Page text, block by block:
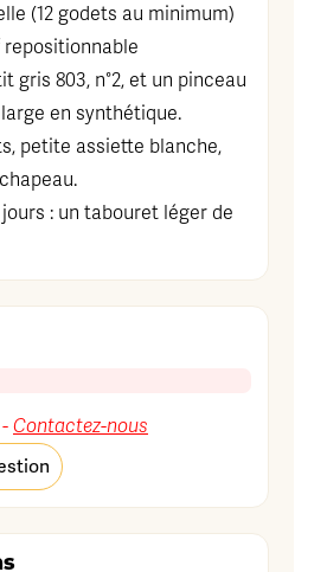
(12 godets au minimum)
gris 803, n°2, et un pinceau
en synthétique.
petite assiette blanche,
: un tabouret léger de
Contactez-nous